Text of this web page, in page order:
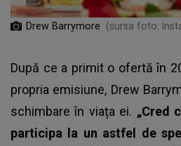
Drew Barrymore (sursa foto:
După ce a primit o ofertă în
propria emisiune, Drew
schimbare în viața ei. „Cred
participa la un astfel de